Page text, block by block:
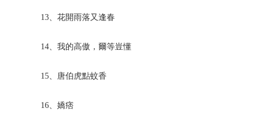
13、花開雨落又逢春
14、我的高傲，爾等豈懂
15、唐伯虎點蚊香
16、嬌痞